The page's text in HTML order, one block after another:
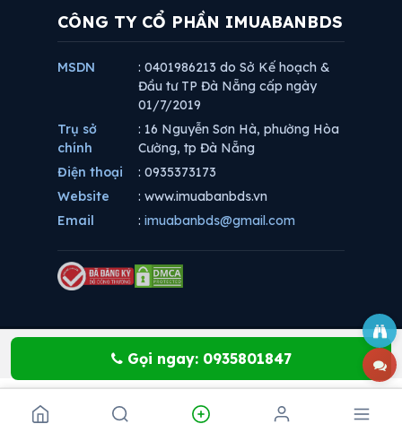
Gọi ngay: 0935801847
CÔNG TY CỔ PHẦN IMUABANBDS
MSDN
: 0401986213 do Sở Kế hoạch &
Đầu tư TP Đà Nẵng cấp ngày
01/7/2019
Trụ sở
chính
: 16 Nguyễn Sơn Hà, phường Hòa
Cường, tp Đà Nẵng
Điện thoại
: 0935373173
Website
: www.imuabanbds.vn
Email
: imuabanbds@gmail.com